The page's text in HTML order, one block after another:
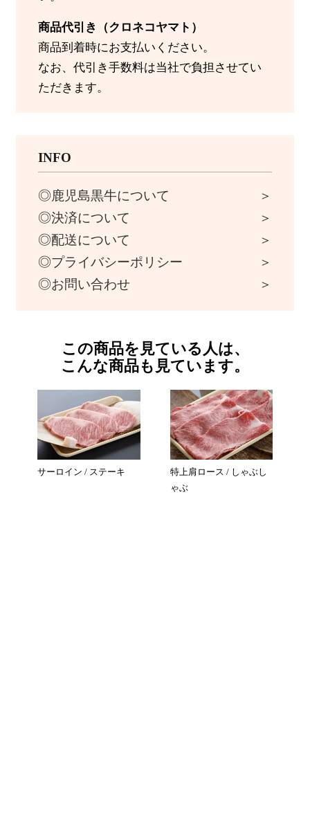
商品代引き（クロネコヤマト）
商品到着時にお支払いください。
なお、代引き手数料は当社で負担させてい
ただきます。
INFO
鹿児島黒牛について
決済について
配送について
プライバシーポリシー
お問い合わせ
この商品を見ている人は、
こんな商品も見ています。
サーロイン / ステーキ
特上肩ロース / しゃぶし
ゃぶ